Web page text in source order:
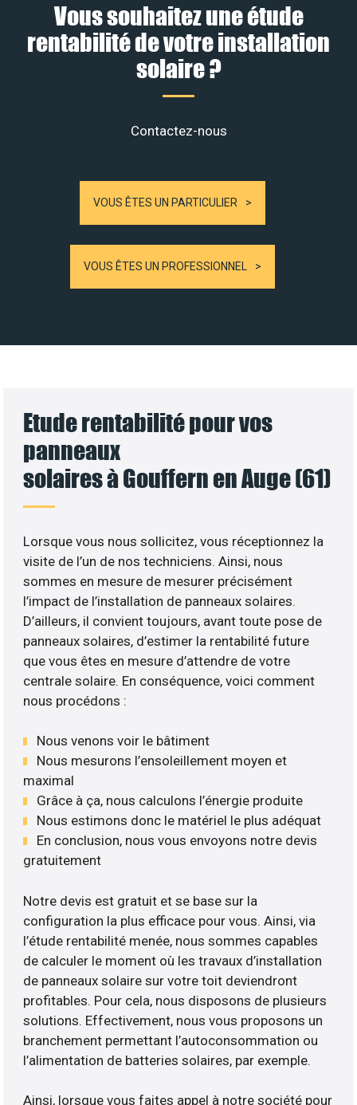
Vous souhaitez une étude
rentabilité de votre installation
solaire ?
Contactez-nous
VOUS ÊTES UN PARTICULIER
VOUS ÊTES UN PROFESSIONNEL
Etude rentabilité pour vos
panneaux
solaires à Gouffern en Auge (61)
Lorsque vous nous sollicitez, vous réceptionnez la
visite de l’un de nos techniciens. Ainsi, nous
sommes en mesure de mesurer précisément
l’impact de l’installation de panneaux solaires.
D’ailleurs, il convient toujours, avant toute pose de
panneaux solaires, d’estimer la rentabilité future
que vous êtes en mesure d’attendre de votre
centrale solaire. En conséquence, voici comment
nous procédons :
Nous venons voir le bâtiment
Nous mesurons l’ensoleillement moyen et
maximal
Grâce à ça, nous calculons l’énergie produite
Nous estimons donc le matériel le plus adéquat
En conclusion, nous vous envoyons notre devis
gratuitement
Notre devis est gratuit et se base sur la
configuration la plus efficace pour vous. Ainsi, via
l’étude rentabilité menée, nous sommes capables
de calculer le moment où les travaux d’installation
de panneaux solaire sur votre toit deviendront
profitables. Pour cela, nous disposons de plusieurs
solutions. Effectivement, nous vous proposons un
branchement permettant l’autoconsommation ou
l’alimentation de batteries solaires, par exemple.
Ainsi, lorsque vous faites appel à notre société pour